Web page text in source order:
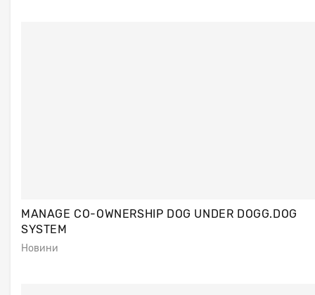
MANAGE CO-OWNERSHIP DOG UNDER DOGG.DOG
SYSTEM
Новини